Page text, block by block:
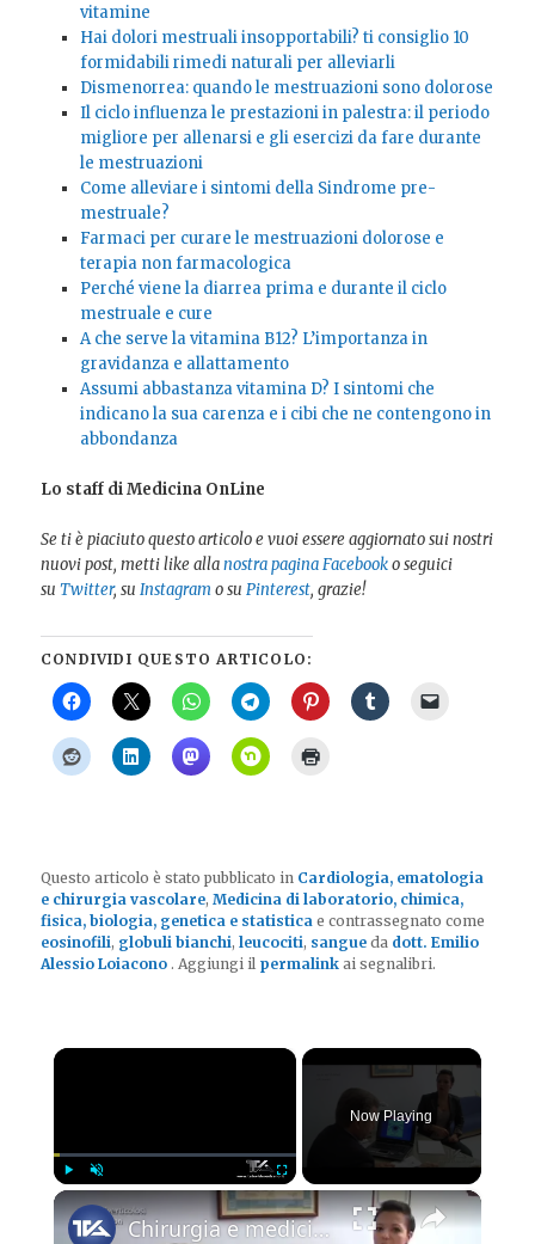
vitamine
Hai dolori mestruali insopportabili? ti consiglio 10
formidabili rimedi naturali per alleviarli
Dismenorrea: quando le mestruazioni sono dolorose
Il ciclo influenza le prestazioni in palestra: il periodo
migliore per allenarsi e gli esercizi da fare durante
le mestruazioni
Come alleviare i sintomi della Sindrome pre-
mestruale?
Farmaci per curare le mestruazioni dolorose e
terapia non farmacologica
Perché viene la diarrea prima e durante il ciclo
mestruale e cure
A che serve la vitamina B12? L’importanza in
gravidanza e allattamento
Assumi abbastanza vitamina D? I sintomi che
indicano la sua carenza e i cibi che ne contengono in
abbondanza
Lo staff di Medicina OnLine
Se ti è piaciuto questo articolo e vuoi essere aggiornato sui nostri
nuovi post, metti like allanostra pagina Facebooko seguici
suTwitter, suInstagramo suPinterest, grazie!
CONDIVIDI QUESTO ARTICOLO:
Questo articolo è stato pubblicato in Cardiologia, ematologia
e chirurgia vascolare,Medicina di laboratorio, chimica,
fisica, biologia, genetica e statistica e contrassegnato come
eosinofili, globuli bianchi,leucociti, sangue da dott. Emilio
Alessio Loiacono . Aggiungi il permalink ai segnalibri.
×
Fullscreen
Now Playing
×
Chirurgia e medicina oggi - le diverticoliti del colon